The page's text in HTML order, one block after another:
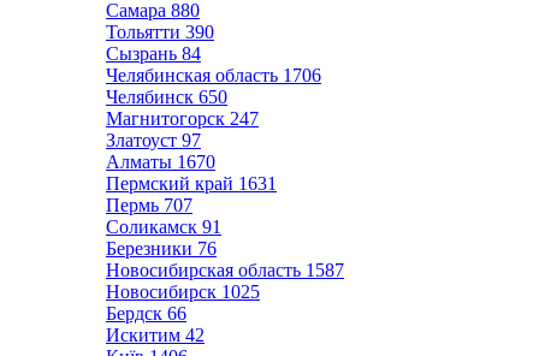
Самара 880
Тольятти 390
Сызрань 84
Челябинская область 1706
Челябинск 650
Магнитогорск 247
Златоуст 97
Алматы 1670
Пермский край 1631
Пермь 707
Соликамск 91
Березники 76
Новосибирская область 1587
Новосибирск 1025
Бердск 66
Искитим 42